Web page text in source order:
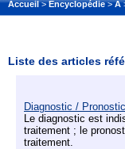
Accueil>Encyclopédie>A
Liste des articles
Diagnostic / Pronostic
Le diagnostic est
traitement ; le
traitement.